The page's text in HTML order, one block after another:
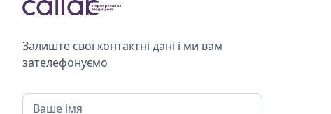
Залиште свої контактні дані і ми вам
зателефонуємо